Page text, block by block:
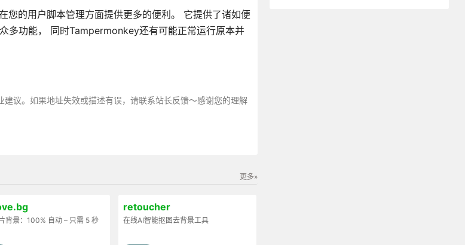
的用户脚本管理方面提供更多的便利。 它提供了诸如便
多功能， 同时Tampermonkey还有可能正常运行原本并
议。如果地址失效或描述有误，请联系站长反馈～感谢您的理解
更多»
背景：100% 自动 – 只需 5 秒
retoucher
在线AI智能抠图去背景工具